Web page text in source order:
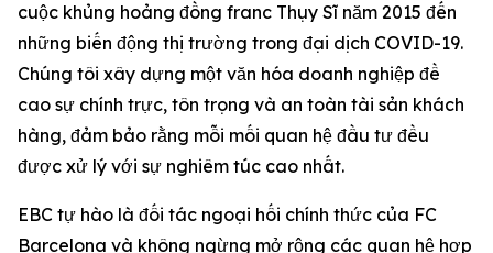
cuộc khủng hoảng đồng franc Thụy Sĩ năm 2015 đến
những biến động thị trường trong đại dịch COVID-19.
Chúng tôi xây dựng một văn hóa doanh nghiệp đề
cao sự chính trực, tôn trọng và an toàn tài sản khách
hàng, đảm bảo rằng mỗi mối quan hệ đầu tư đều
được xử lý với sự nghiêm túc cao nhất.
EBC tự hào là đối tác ngoại hối chính thức của FC
Barcelona và không ngừng mở rộng các quan hệ hợp